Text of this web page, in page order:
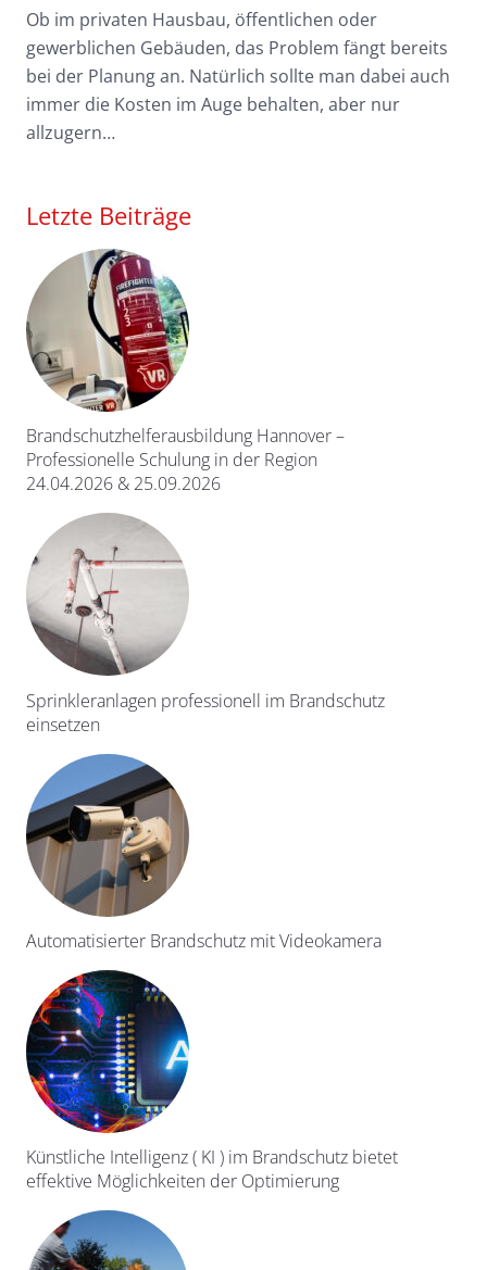
Ob im privaten Hausbau, öffentlichen oder
gewerblichen Gebäuden, das Problem fängt bereits
bei der Planung an. Natürlich sollte man dabei auch
immer die Kosten im Auge behalten, aber nur
allzugern…
Letzte Beiträge
Brandschutzhelferausbildung Hannover –
Professionelle Schulung in der Region
24.04.2026 & 25.09.2026
Sprinkleranlagen professionell im Brandschutz
einsetzen
Automatisierter Brandschutz mit Videokamera
Künstliche Intelligenz ( KI ) im Brandschutz bietet
effektive Möglichkeiten der Optimierung